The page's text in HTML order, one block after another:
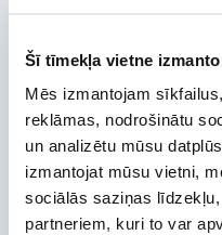
Šī tīmekļa vietne
Mēs izmantojam
reklāmas, nodrošinātu
un analizētu mūsu
izmantojat mūsu vietni,
sociālās saziņas
partneriem, kuri to var
LeverX piedalījās riska
kas uzlabotu klienta
uzņēmumam labākus